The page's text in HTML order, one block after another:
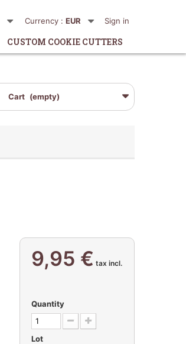
Sign in
Currency : EUR
CUSTOM COOKIE CUTTERS
Cart (empty)
9,95 € tax incl.
Quantity
Lot